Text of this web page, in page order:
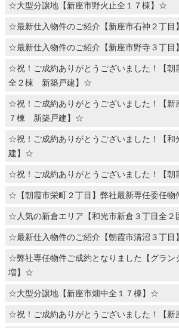
☆大型分譲地【新座市野火止全１７棟】☆
☆最新仕入物件のご紹介【新座市石神２丁
☆最新仕入物件のご紹介【新座市野寺３丁
☆祝！ご成約ありがとうございました！【
全２棟 新築戸建】☆
☆祝！ご成約ありがとうございました！【
７棟 新築戸建】☆
☆祝！ご成約ありがとうございました！【
建】☆
☆祝！ご成約ありがとうございました！【
☆【朝霞市栄町２丁目】弊社最新専任委任
☆人気の新倉エリア【和光市新倉３丁目全
☆最新仕入物件のご紹介【朝霞市溝沼３丁
☆弊社専任物件ご成約となりました【グラン
増】☆
☆大型分譲地【新座市畑中全１７棟】☆
☆祝！ご成約ありがとうございました！【